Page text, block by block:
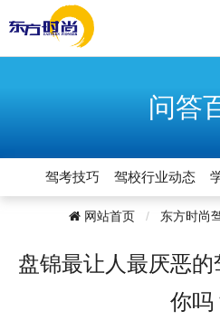
问答
驾考技巧 驾校行业动态
网站首页 东方时尚
盘锦最让人最厌恶
你吗